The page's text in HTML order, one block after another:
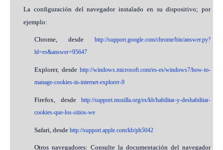
La configuración del navegador instalado en su dispositivo; por
ejemplo:
Chrome, desde http://support.google.com/chrome/bin/answer.py?
hl=es&answer=95647
Explorer, desde http://windows.microsoft.com/es-es/windows7/how-to-
manage-cookies-in-internet-explorer-9
Firefox, desde http://support.mozilla.org/es/kb/habilitar-y-deshabilitar-
cookies-que-los-sitios-we
Safari, desde http://support.apple.com/kb/ph5042
Otros navegadores: Consulte la documentación del navegador